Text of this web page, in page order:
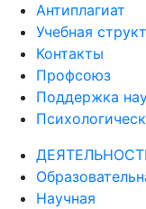
Антиплагиат
Учебная
Контакты
Профсоюз
Поддержка
Научная